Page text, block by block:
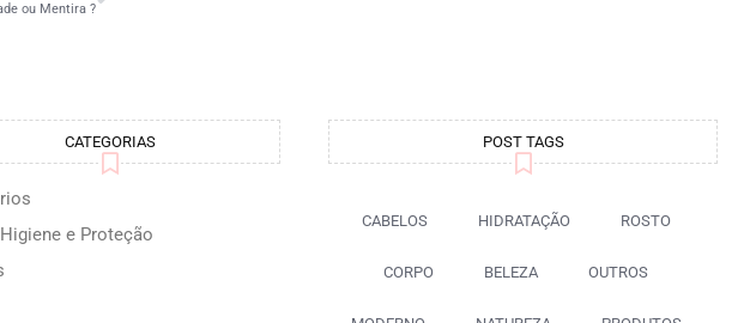
ou Mentira ?
CATEGORIAS
e Proteção
POST TAGS
CABELOS HIDRATAÇÃO ROSTO
CORPO BELEZA OUTROS